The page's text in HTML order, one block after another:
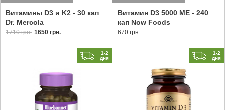
Витамины D3 и K2 - 30 кап
Dr. Mercola
1710 грн. 1650 грн.
Витамин D3 5000 МЕ - 240
кап Now Foods
670 грн.
1-2
дня
1-2
дня